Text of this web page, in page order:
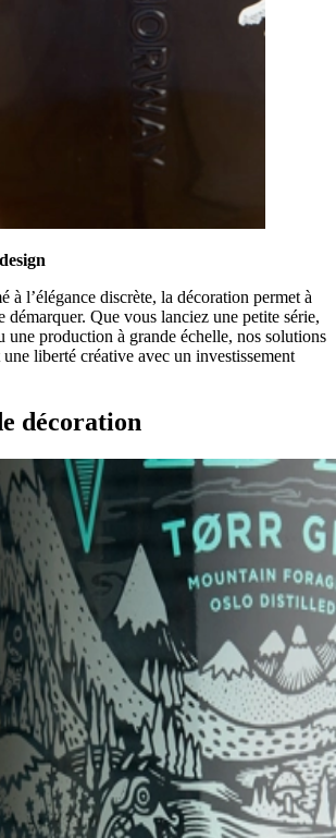
à l’élégance discrète, la décoration permet à
démarquer. Que vous lanciez une petite série,
une production à grande échelle, nos solutions
liberté créative avec un investissement
décoration